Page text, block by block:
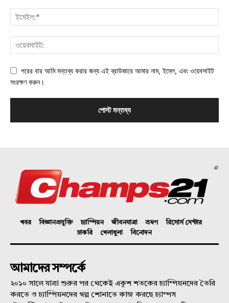
পরের বার আমি মন্তব্য করার জন্য এই ব্রাউজারে আমার নাম, ইমেল, এবং ওয়েবসাইট
সংরক্ষণ করুন।
©
খবর বিজ্ঞানপ্রযুক্তি চ্যাম্পিয়ন জীবনযাত্রা ভ্রমণ
রিসোর্স সেন্টার
চাকরি
খেলাধুলা বিনোদন
আমাদের সম্পর্কে
২০১০ সালে যাত্রা শুরুর পর থেকেই একুশ শতকের চ্যাম্পিয়নদের তৈরি
করতে ও চ্যাম্পিয়নদের গল্প শোনাতে কাজ করছে চ্যাম্পস